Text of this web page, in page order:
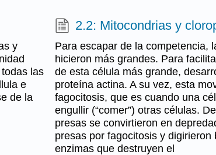
y
las
e
de la
2.2: Mitocondrias y
Para escapar de la competencia,
hicieron más grandes. Para
de esta célula más grande,
proteína actina. A su vez, esta
fagocitosis, que es cuando una
engullir (“comer”) otras células.
presas se convirtieron en
presas por fagocitosis y
enzimas que destruyen el